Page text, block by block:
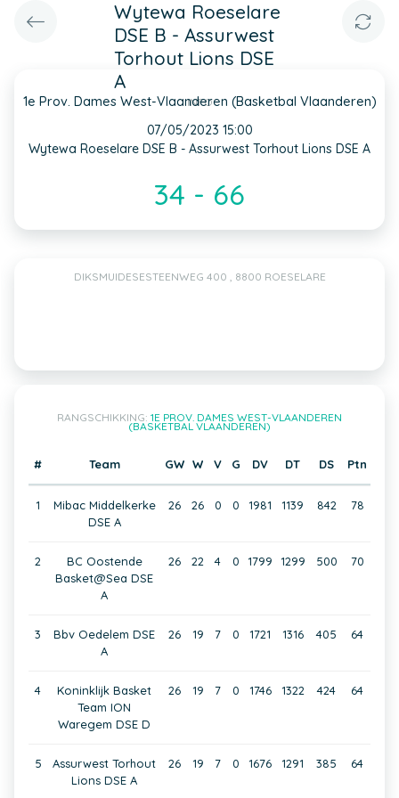
Wytewa Roeselare
DSE B - Assurwest
Torhout Lions DSE
A
1e Prov. Dames West-Vlaanderen (Basketbal Vlaanderen)
INFO
07/05/2023 15:00
Wytewa Roeselare DSE B - Assurwest Torhout Lions DSE A
34 - 66
DIKSMUIDESESTEENWEG 400 , 8800 ROESELARE
RANGSCHIKKING: 1E PROV. DAMES WEST-VLAANDEREN
(BASKETBAL VLAANDEREN)
# Team GW W V G DV DT DS Ptn
1
Mibac Middelkerke
DSE A
26 26 0 0 1981 1139 842 78
2
BC Oostende
Basket@Sea DSE
A
26 22 4 0 1799 1299 500 70
3
Bbv Oedelem DSE
A
26 19 7 0 1721 1316 405 64
4
Koninklijk Basket
Team ION
Waregem DSE D
26 19 7 0 1746 1322 424 64
5
Assurwest Torhout
Lions DSE A
26 19 7 0 1676 1291 385 64